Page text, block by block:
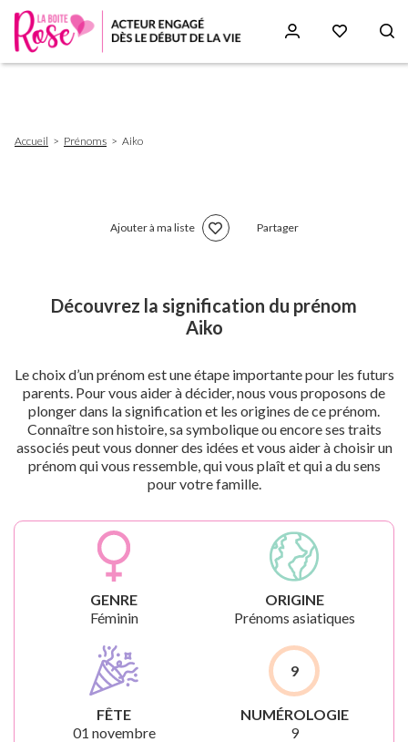
d'Ariane
Accueil Prénoms Aiko
Ajouter à ma liste Partager
Découvrez la signification du prénom
Aiko
Le choix d’un prénom est une étape importante pour les futurs
parents. Pour vous aider à décider, nous vous proposons de
plonger dans la signification et les origines de ce prénom.
Connaître son histoire, sa symbolique ou encore ses traits
associés peut vous donner des idées et vous aider à choisir un
prénom qui vous ressemble, qui vous plaît et qui a du sens
pour votre famille.
GENRE
Féminin
ORIGINE
Prénoms asiatiques
FÊTE
01 novembre
9
NUMÉROLOGIE
9